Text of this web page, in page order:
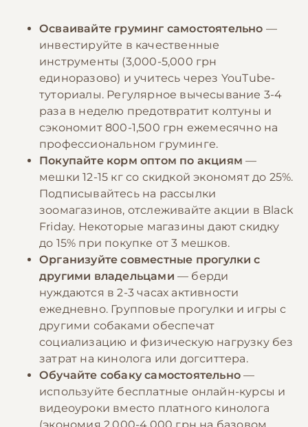
Осваивайте груминг самостоятельно —
инвестируйте в качественные
инструменты (3,000-5,000 грн
единоразово) и учитесь через YouTube-
туториалы. Регулярное вычесывание 3-4
раза в неделю предотвратит колтуны и
сэкономит 800-1,500 грн ежемесячно на
профессиональном груминге.
Покупайте корм оптом по акциям —
мешки 12-15 кг со скидкой экономят до 25%.
Подписывайтесь на рассылки
зоомагазинов, отслеживайте акции в Black
Friday. Некоторые магазины дают скидку
до 15% при покупке от 3 мешков.
Организуйте совместные прогулки с
другими владельцами — берди
нуждаются в 2-3 часах активности
ежедневно. Групповые прогулки и игры с
другими собаками обеспечат
социализацию и физическую нагрузку без
затрат на кинолога или догситтера.
Обучайте собаку самостоятельно —
используйте бесплатные онлайн-курсы и
видеоуроки вместо платного кинолога